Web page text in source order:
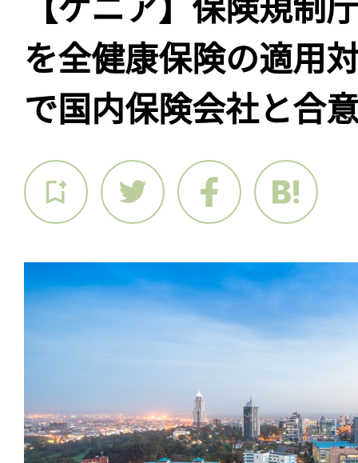
を全健康保険の適用
で国内保険会社と合